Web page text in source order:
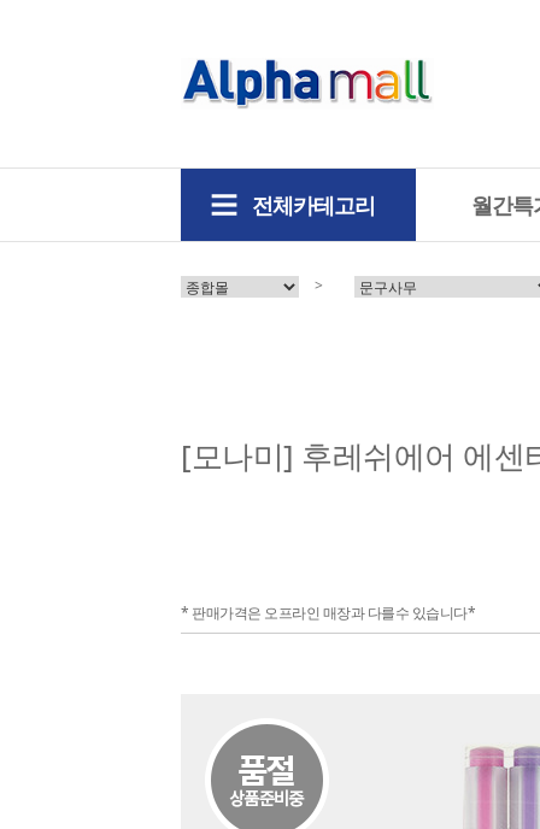
전체카테고리 월간특
>
[모나미] 후레쉬에어 에센
* 판매가격은 오프라인 매장과 다를수 있습니다*